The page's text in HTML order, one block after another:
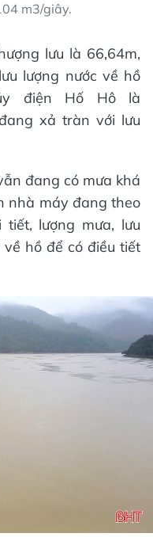
m3/giây.
lưu là 66,64m,
lượng nước về hồ
điện Hố Hô là
xả tràn với lưu
đang có mưa khá
nhà máy đang theo
lượng mưa, lưu
hồ để có điều tiết